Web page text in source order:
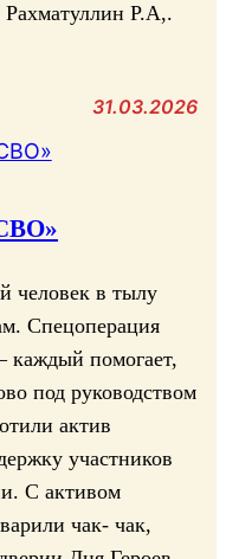
Р.А,.
31.03.2026
человек в тылу
Спецоперация
каждый помогает,
под руководством
актив
участников
С активом
чак- чак,